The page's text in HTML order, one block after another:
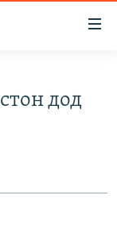
дод